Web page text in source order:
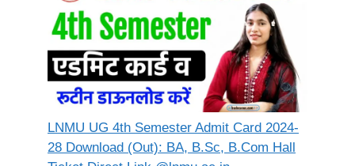
LNMU UG 4th Semester Admit Card 2024-
28 Download (Out): BA, B.Sc, B.Com Hall